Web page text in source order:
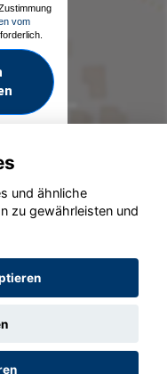
vom
2020 - 2026
und ähnliche
zu gewährleisten und